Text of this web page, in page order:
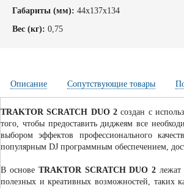
Габариты (мм): 44х137х134
Вес (кг): 0,75
Описание Сопутствующие товары
TRAKTOR SCRATCH DUO 2 создан с
того, чтобы предоставить диджеям все
выбором эффектов профессионального
популярным DJ программным обеспечением,
В основе TRAKTOR SCRATCH DUO 2 лежат
полезных и креативных возможностей, таких